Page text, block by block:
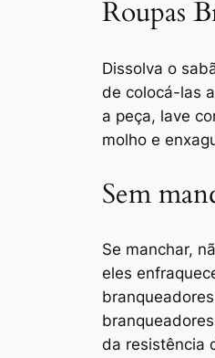
Roupas
Dissolva o
de colocá-las
a peça, lave
molho e
Sem
Se manchar,
eles
da resistência